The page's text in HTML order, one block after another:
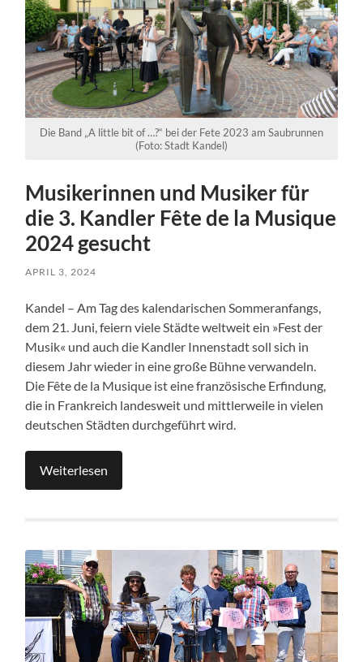
Die Band „A little bit of …?“ bei der Fete 2023 am Saubrunnen
(Foto: Stadt Kandel)
Musikerinnen und Musiker für
die 3. Kandler Fête de la Musique
2024 gesucht
APRIL 3, 2024
Kandel – Am Tag des kalendarischen Sommeranfangs,
dem 21. Juni, feiern viele Städte weltweit ein »Fest der
Musik« und auch die Kandler Innenstadt soll sich in
diesem Jahr wieder in eine große Bühne verwandeln.
Die Fête de la Musique ist eine französische Erfindung,
die in Frankreich landesweit und mittlerweile in vielen
deutschen Städten durchgeführt wird.
Weiterlesen